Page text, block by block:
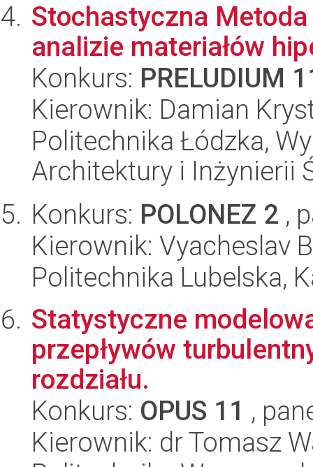
Stochastyczna
analizie materiałów
Konkurs: PRELUDIUM
Kierownik: Damian
Politechnika Łódzka,
Architektury i Inżynierii
Konkurs: POLONEZ 2 ,
Kierownik: Vyacheslav
Politechnika Lubelska,
Statystyczne
przepływów
rozdziału.
Konkurs: OPUS 11 ,
Kierownik: dr Tomasz